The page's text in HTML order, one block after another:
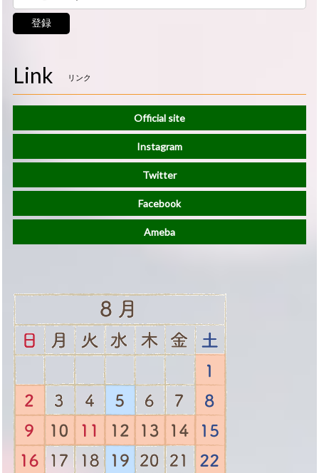
登録
Link リンク
Official site
Instagram
Twitter
Facebook
Ameba